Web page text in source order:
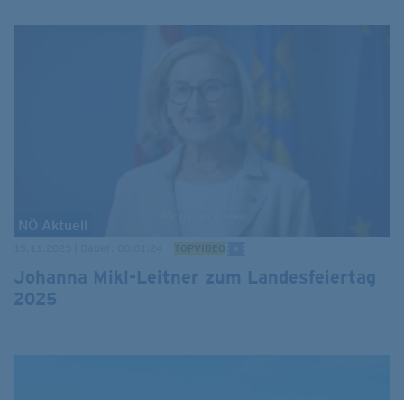
NÖ Aktuell
TOPVIDEO
Johanna Mikl-Leitner zum Landesfeiertag
2025